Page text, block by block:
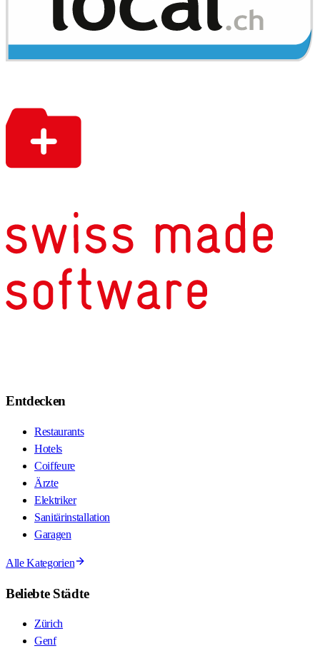
Entdecken
Restaurants
Hotels
Coiffeure
Ärzte
Elektriker
Sanitärinstallation
Garagen
Alle Kategorien
Beliebte Städte
Zürich
Genf